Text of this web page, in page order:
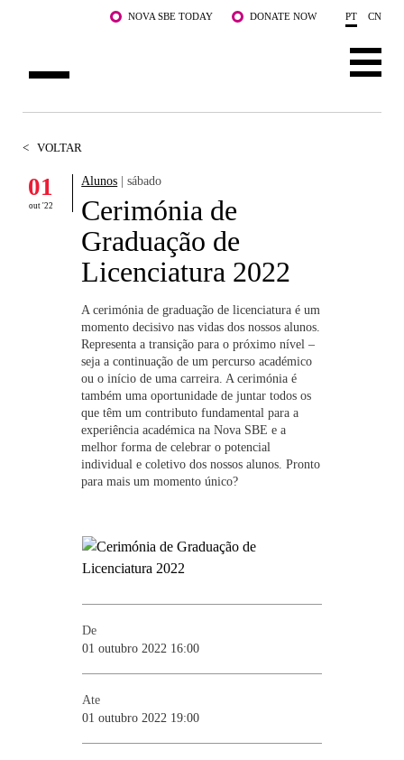
Saltar para o conteúdo principalNOVA SBE TODAY DONATE NOW PT CN
DOCENTES E INVESTIGAÇÃO
COMUNIDADE
WHAT'S HAPPENING
< VOLTAR
01
out '22
Alunos | sábado
Cerimónia de
Graduação de
Licenciatura 2022
A cerimónia de graduação de licenciatura é um
momento decisivo nas vidas dos nossos alunos.
Representa a transição para o próximo nível –
seja a continuação de um percurso académico
ou o início de uma carreira. A cerimónia é
também uma oportunidade de juntar todos os
que têm um contributo fundamental para a
experiência académica na Nova SBE e a
melhor forma de celebrar o potencial
individual e coletivo dos nossos alunos. Pronto
para mais um momento único?
De
01 outubro 2022 16:00
Ate
01 outubro 2022 19:00